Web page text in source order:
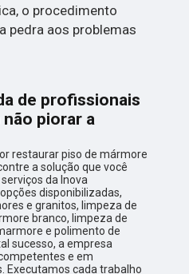
o procedimento
pedra aos problemas
de profissionais
piorar a
restaurar piso de mármore
a solução que você
da Inova
disponibilizadas,
e granitos, limpeza de
branco, limpeza de
e polimento de
sucesso, a empresa
e em
Executamos cada trabalho